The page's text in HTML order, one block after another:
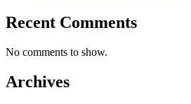
Recent Comments
No comments to show.
Archives